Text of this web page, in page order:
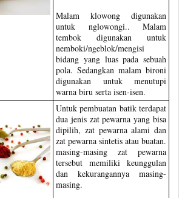
Malam klowong digunakan
untuk nglowongi.. Malam
tembok digunakan untuk
nemboki/ngeblok/mengisi
bidang yang luas pada sebuah
pola. Sedangkan malam bironi
digunakan untuk menutupi
warna biru serta isen-isen.
Untuk pembuatan batik terdapat
dua jenis zat pewarna yang bisa
dipilih, zat pewarna alami dan
zat pewarna sintetis atau buatan.
masing-masing zat pewarna
tersebut memiliki keunggulan
dan kekurangannya masing-
masing.